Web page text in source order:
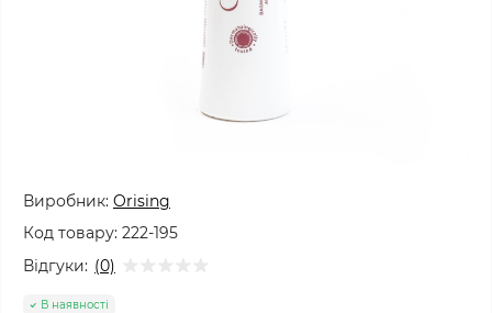
Виробник: Orising
Код товару: 222-195
Відгуки: (0)
В наявності